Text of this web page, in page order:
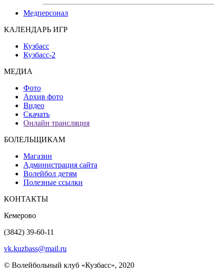
Медперсонал
КАЛЕНДАРЬ ИГР
Кузбасс
Кузбасс-2
МЕДИА
Фото
Архив фото
Видео
Скачать
Онлайн трансляция
БОЛЕЛЬЩИКАМ
Магазин
Администрация сайта
Волейбол детям
Полезные ссылки
КОНТАКТЫ
Кемерово
(3842) 39-60-11
vk.kuzbass@mail.ru
© Волейбольный клуб «Кузбасс», 2020